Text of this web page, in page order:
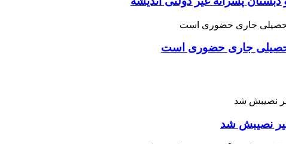
جاری حضوری است
نصیبش شد